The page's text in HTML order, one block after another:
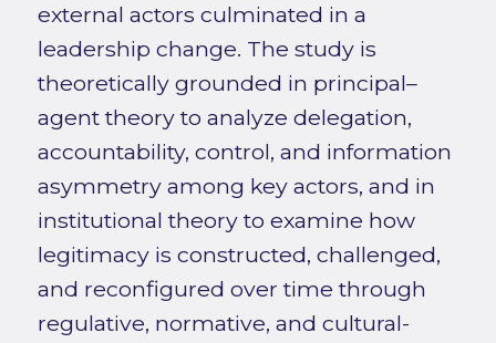
external actors culminated in a
leadership change. The study is
theoretically grounded in principal–
agent theory to analyze delegation,
accountability, control, and information
asymmetry among key actors, and in
institutional theory to examine how
legitimacy is constructed, challenged,
and reconfigured over time through
regulative, normative, and cultural-